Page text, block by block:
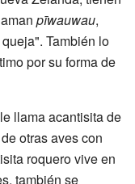
pīwauwau,
También lo
por su forma de
llama acantisita de
otras aves con
roquero vive en
también se